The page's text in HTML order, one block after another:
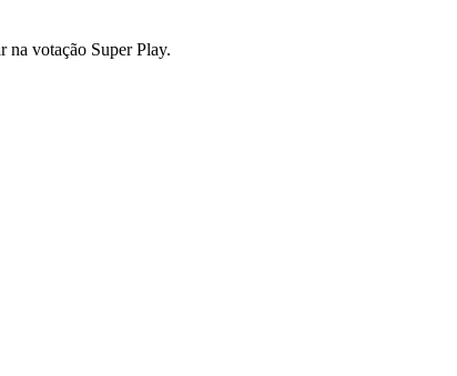
votação Super Play.